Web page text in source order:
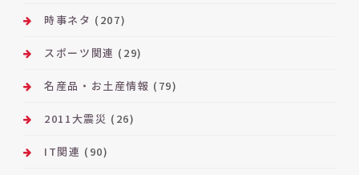
時事ネタ (207)
スポーツ関連 (29)
名産品・お土産情報 (79)
2011大震災 (26)
IT関連 (90)